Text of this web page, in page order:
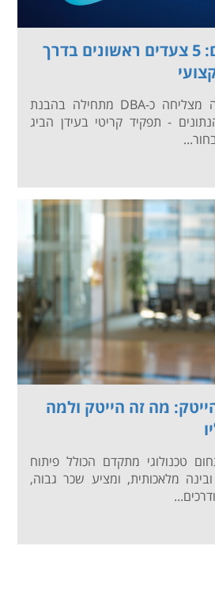
מדריך למתחילים: 5 צעדים ראשונים בדרך
אמ;לק: הדרך לקריירה מצליחה כ-DBA מתחילה בהבנת
- תפקיד קריטי בעידן הביג
מה זה הייטק ולמה
טכנולוגי מתקדם הכולל פיתוח
מלאכותית, ומציע שכר גבוה,